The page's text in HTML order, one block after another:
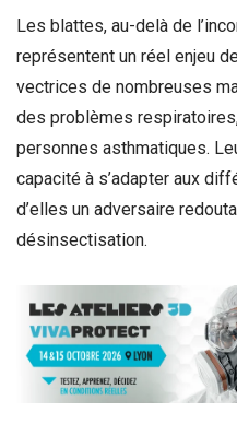
Les blattes, au-delà de
représentent un réel enjeu
vectrices de nombreuses
des problèmes
personnes asthmatiques.
capacité à s’adapter aux
d’elles un adversaire
désinsectisation.